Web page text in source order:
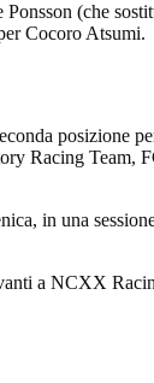
(che
Cocoro Atsumi.
posizione
Racing
in una
a NCXX